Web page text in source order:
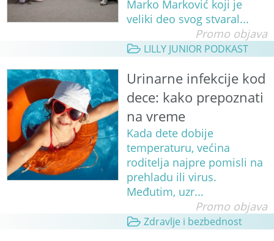
Marko Marković koji je
veliki deo svog stvaral...
Promo objava
LILLY JUNIOR PODKAST
Urinarne infekcije kod
dece: kako prepoznati
na vreme
Kada dete dobije
temperaturu, većina
roditelja najpre pomisli na
prehladu ili virus.
Međutim, uzr...
Promo objava
Zdravlje i bezbednost